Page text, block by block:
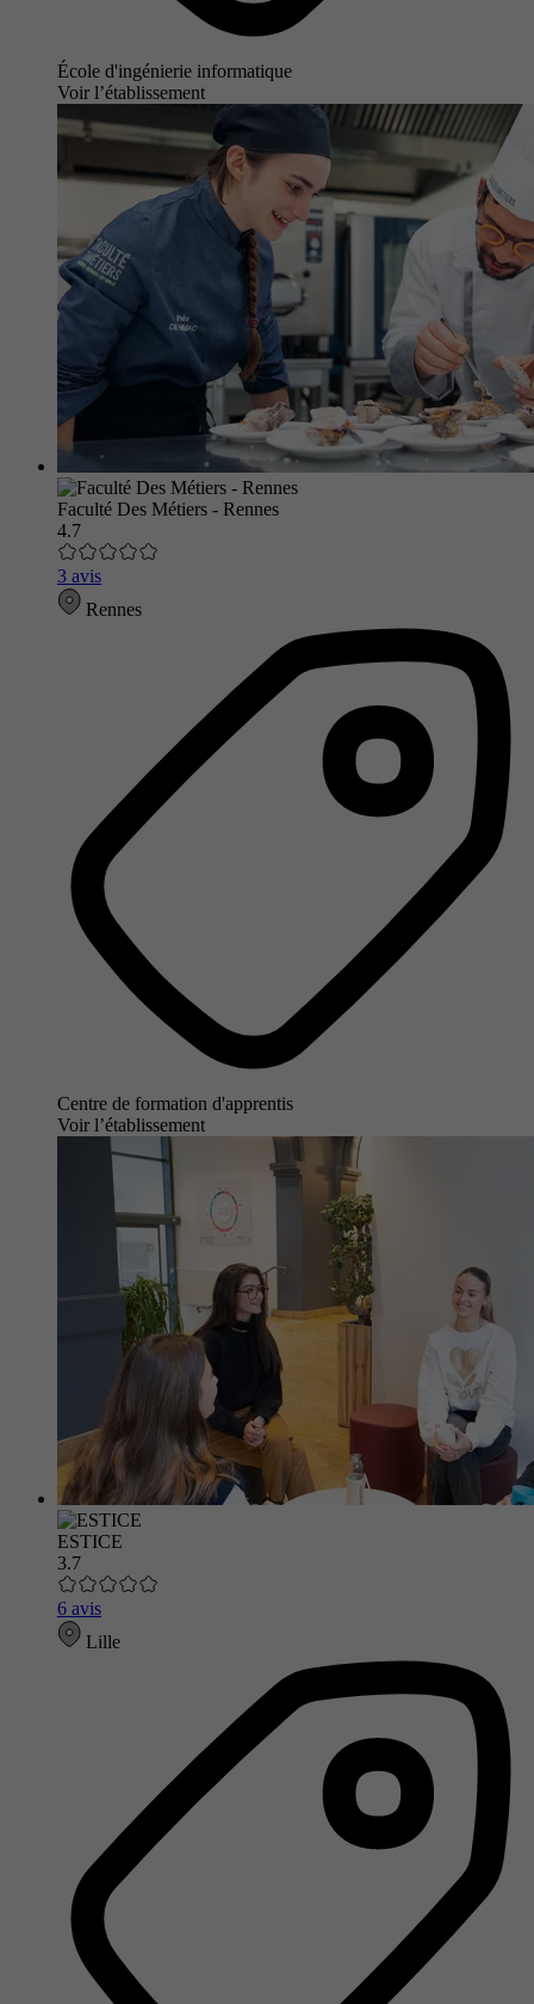
École d'ingénierie informatique
Voir l’établissement
Faculté Des Métiers - Rennes
4.7
3 avis
Rennes
Centre de formation d'apprentis
Voir l’établissement
ESTICE
3.7
6 avis
Lille